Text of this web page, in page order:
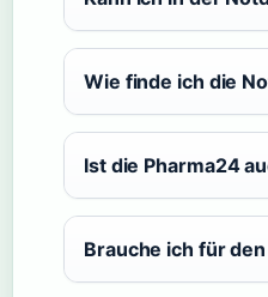
Wie finde ich die
Ist die Pharma24
Brauche ich für